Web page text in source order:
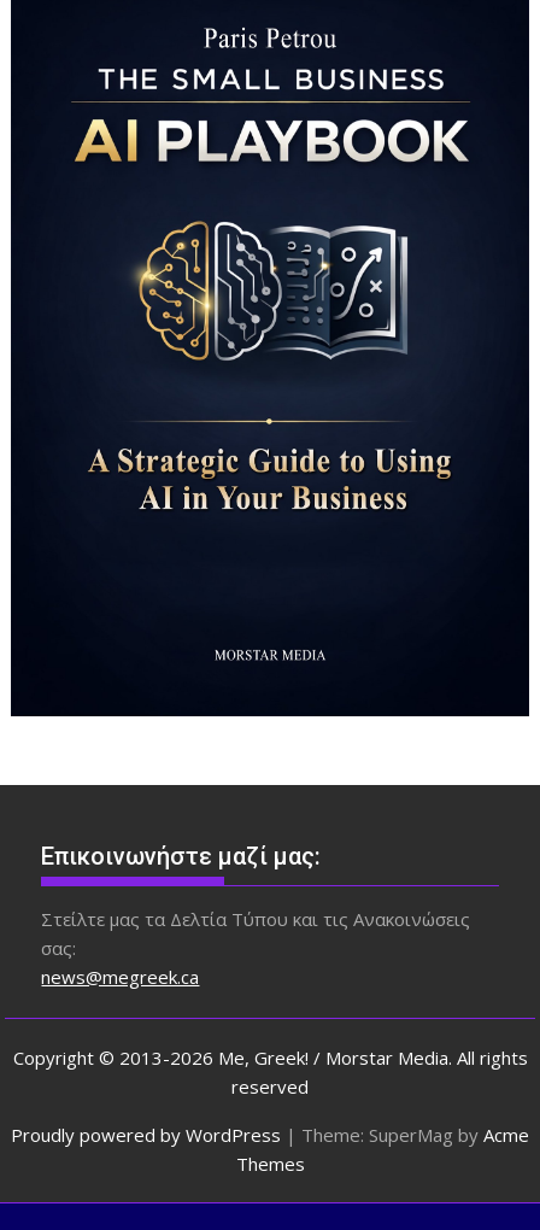
Επικοινωνήστε μαζί μας:
Στείλτε μας τα Δελτία Τύπου και τις Ανακοινώσεις
σας:
news@megreek.ca
Copyright © 2013-2026 Me, Greek! / Morstar Media. All rights
reserved
Proudly powered by WordPress | Theme: SuperMag by Acme
Themes